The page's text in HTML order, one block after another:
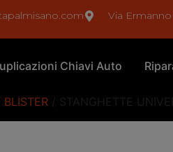
Via
Chiavi Auto
BLISTER / STANGHETTE